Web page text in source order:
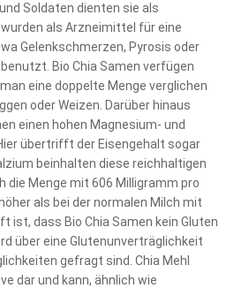
Soldaten dienten sie als
als Arzneimittel für eine
Gelenkschmerzen, Pyrosis oder
Bio Chia Samen verfügen
eine doppelte Menge verglichen
oder Weizen. Darüber hinaus
einen hohen Magnesium- und
übertrifft der Eisengehalt sogar
beinhalten diese reichhaltigen
die Menge mit 606 Milligramm pro
als bei der normalen Milch mit
ist, dass Bio Chia Samen kein Gluten
über eine Glutenunverträglichkeit
gefragt sind. Chia Mehl
dar und kann, ähnlich wie